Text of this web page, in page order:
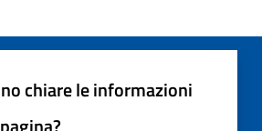
chiare le informazioni